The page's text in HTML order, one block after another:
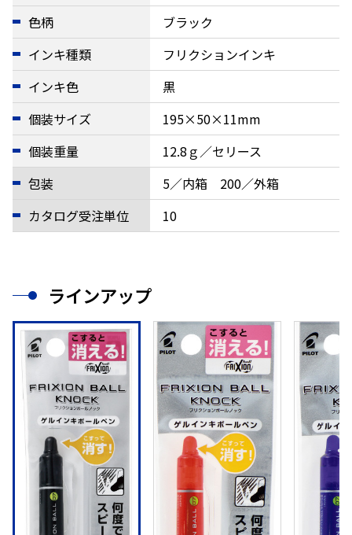
色柄
ブラック
インキ種類
フリクションインキ
インキ色
黒
個装サイズ
195×50×11mm
個装重量
12.8ｇ／セリース
包装
5／内箱 200／外箱
カタログ受注単位
10
ラインアップ